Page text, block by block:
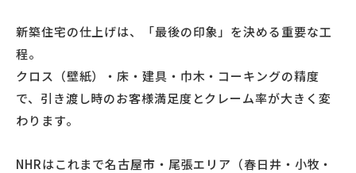
新築住宅の仕上げは、「最後の印象」を決める重要な工
程。
クロス（壁紙）・床・建具・巾木・コーキングの精度
で、引き渡し時のお客様満足度とクレーム率が大きく変
わります。
NHRはこれまで名古屋市・尾張エリア（春日井・小牧・